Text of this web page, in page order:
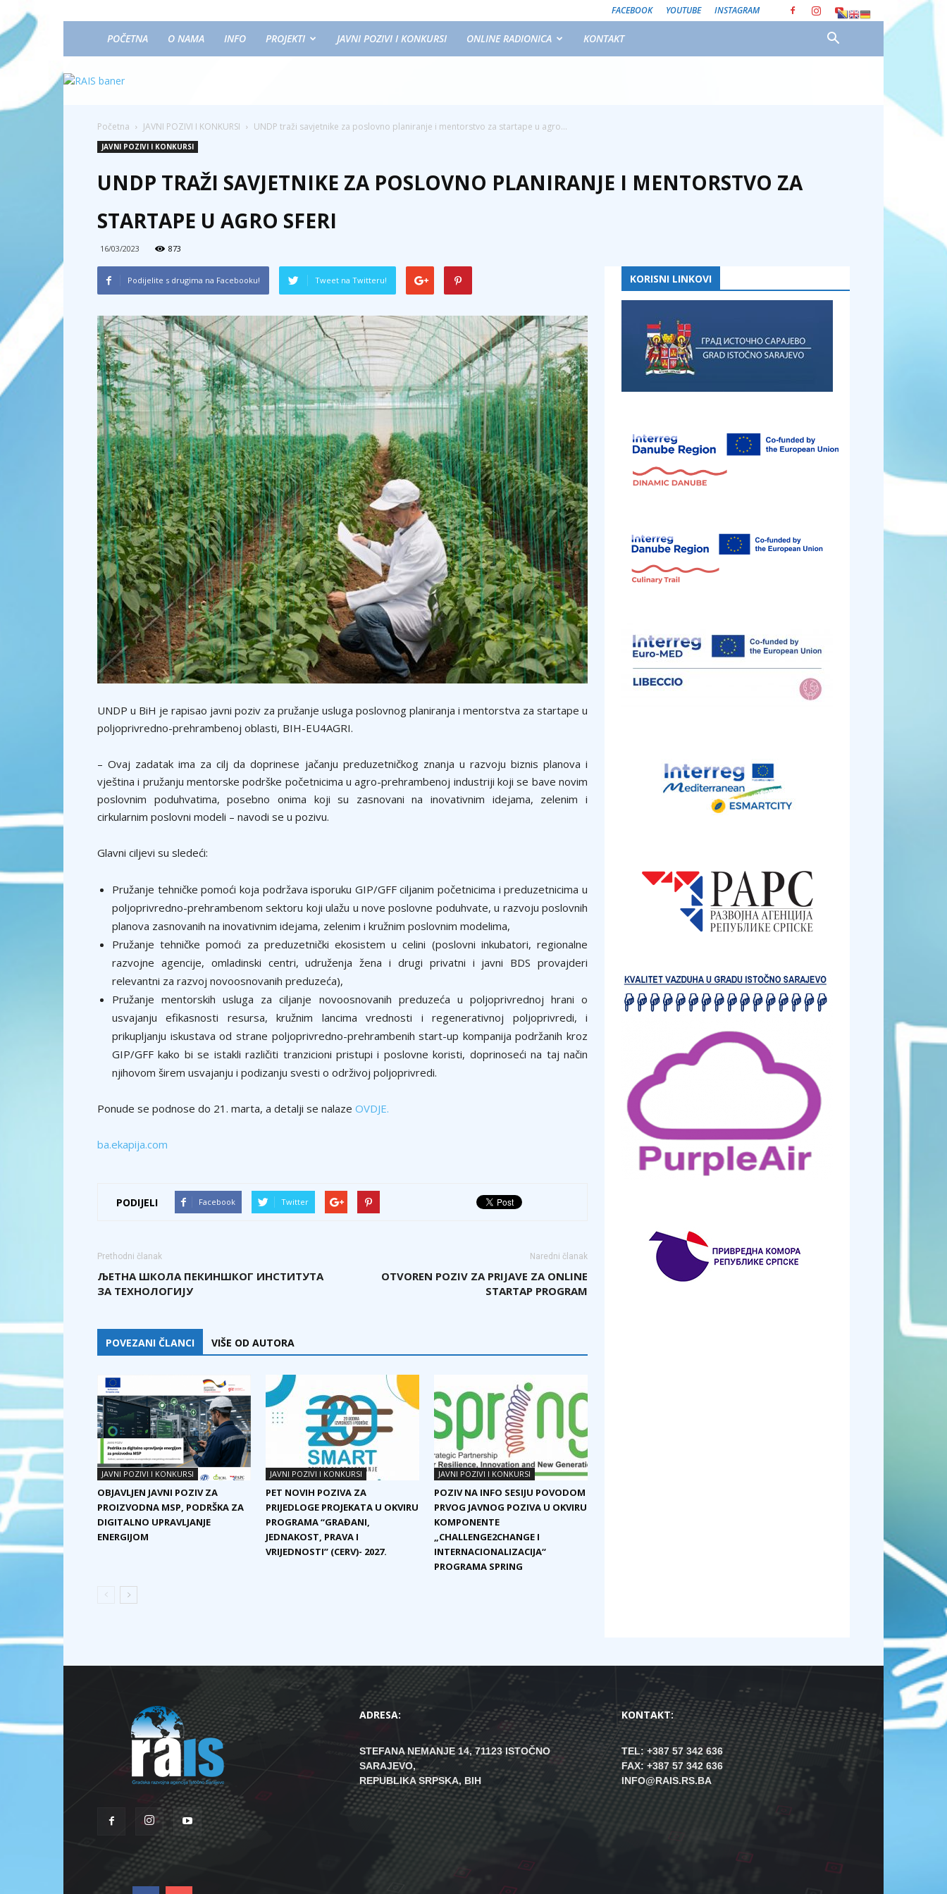
FACEBOOK YOUTUBE INSTAGRAM
POČETNA O NAMA INFO PROJEKTI JAVNI POZIVI I KONKURSI ONLINE RADIONICA KONTAKT
Početna JAVNI POZIVI I KONKURSI UNDP traži savjetnike za poslovno planiranje i mentorstvo za startape u agro...
JAVNI POZIVI I KONKURSI
UNDP TRAŽI SAVJETNIKE ZA POSLOVNO PLANIRANJE I MENTORSTVO ZA
STARTAPE U AGRO SFERI
16/03/2023 873
Podijelite s drugima na Facebooku! Tweet na Twitteru!
UNDP u BiH je rapisao javni poziv za pružanje usluga poslovnog planiranja i mentorstva za startape u
poljoprivredno-prehrambenoj oblasti, BIH-EU4AGRI.
– Ovaj zadatak ima za cilj da doprinese jačanju preduzetničkog znanja u razvoju biznis planova i
vještina i pružanju mentorske podrške početnicima u agro-prehrambenoj industriji koji se bave novim
poslovnim poduhvatima, posebno onima koji su zasnovani na inovativnim idejama, zelenim i
cirkularnim poslovni modeli – navodi se u pozivu.
Glavni ciljevi su sledeći:
Pružanje tehničke pomoći koja podržava isporuku GIP/GFF ciljanim početnicima i preduzetnicima u
poljoprivredno-prehrambenom sektoru koji ulažu u nove poslovne poduhvate, u razvoju poslovnih
planova zasnovanih na inovativnim idejama, zelenim i kružnim poslovnim modelima,
Pružanje tehničke pomoći za preduzetnički ekosistem u celini (poslovni inkubatori, regionalne
razvojne agencije, omladinski centri, udruženja žena i drugi privatni i javni BDS provajderi
relevantni za razvoj novoosnovanih preduzeća),
Pružanje mentorskih usluga za ciljanje novoosnovanih preduzeća u poljoprivrednoj hrani o
usvajanju efikasnosti resursa, kružnim lancima vrednosti i regenerativnoj poljoprivredi, i
prikupljanju iskustava od strane poljoprivredno-prehrambenih start-up kompanija podržanih kroz
GIP/GFF kako bi se istakli različiti tranzicioni pristupi i poslovne koristi, doprinoseći na taj način
njihovom širem usvajanju i podizanju svesti o održivoj poljoprivredi.
Ponude se podnose do 21. marta, a detalji se nalaze OVDJE.
ba.ekapija.com
PODIJELI Facebook Twitter
Prethodni članak
ЉЕТНА ШКОЛА ПЕКИНШКОГ ИНСТИТУТА
ЗА ТЕХНОЛОГИЈУ
Naredni članak
OTVOREN POZIV ZA PRIJAVE ZA ONLINE
STARTAP PROGRAM
POVEZANI ČLANCI VIŠE OD AUTORA
JAVNI POZIVI I KONKURSI
OBJAVLJEN JAVNI POZIV ZA
PROIZVODNA MSP, PODRŠKA ZA
DIGITALNO UPRAVLJANJE
ENERGIJOM
JAVNI POZIVI I KONKURSI
PET NOVIH POZIVA ZA
PRIJEDLOGE PROJEKATA U OKVIRU
PROGRAMA “GRAĐANI,
JEDNAKOST, PRAVA I
VRIJEDNOSTI” (CERV)- 2027.
JAVNI POZIVI I KONKURSI
POZIV NA INFO SESIJU POVODOM
PRVOG JAVNOG POZIVA U OKVIRU
KOMPONENTE
„CHALLENGE2CHANGE I
INTERNACIONALIZACIJA“
PROGRAMA SPRING
KORISNI LINKOVI
ADRESA:
STEFANA NEMANJE 14, 71123 ISTOČNO
SARAJEVO,
REPUBLIKA SRPSKA, BIH
KONTAKT:
TEL: +387 57 342 636
FAX: +387 57 342 636
INFO@RAIS.RS.BA